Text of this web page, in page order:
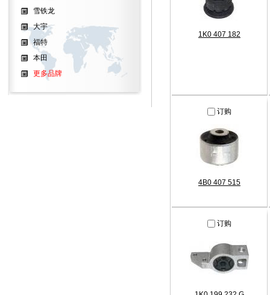
1K0 407 182
订购
4B0 407 515
订购
雪铁龙
大宇
福特
本田
更多品牌